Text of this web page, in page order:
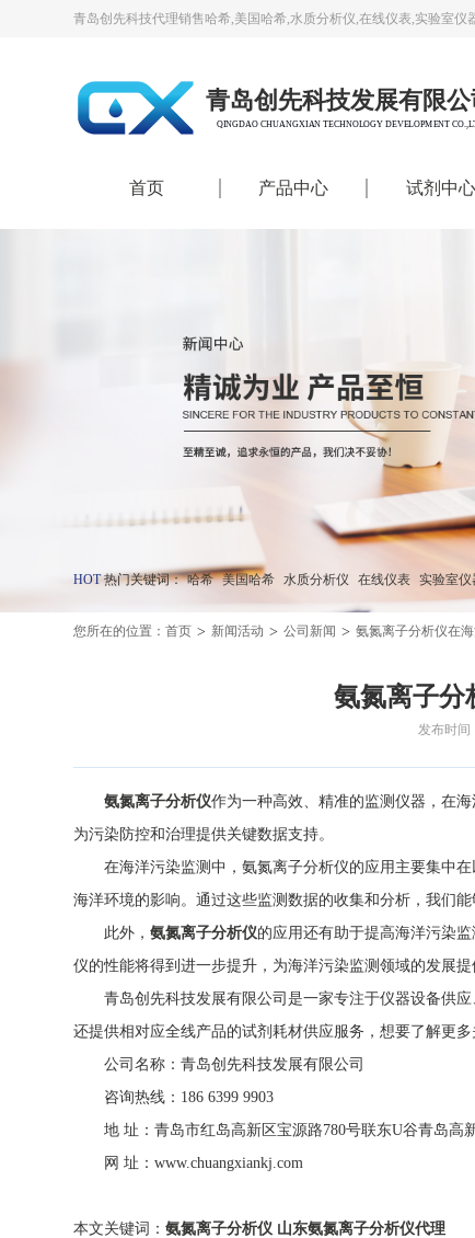
青岛创先科技代理销售哈希,美国哈希,水质分析仪,在线仪表,实验室
青岛创先科技发展有限公
QINGDAO CHUANGXIAN TECHNOLOGY DEVELOPMENT
首页 产品中心 试剂中心
HOT热门关键词： 哈希 美国哈希 水质分析仪 在线仪表 实验室仪
您所在的位置：首页 > 新闻活动 > 公司新闻 > 氨氮离子分析仪在
氨氮离子分
发布时间
氨氮离子分析仪作为一种高效、精准的监测仪器，在
为污染防控和治理提供关键数据支持。
在海洋污染监测中，氨氮离子分析仪的应用主要集中在
海洋环境的影响。通过这些监测数据的收集和分析，我们
此外，氨氮离子分析仪的应用还有助于提高海洋污染
仪的性能将得到进一步提升，为海洋污染监测领域的发展提
青岛创先科技发展有限公司是一家专注于仪器设备供应
还提供相对应全线产品的试剂耗材供应服务，想要了解更
公司名称：青岛创先科技发展有限公司
咨询热线：186 6399 9903
地 址：青岛市红岛高新区宝源路780号联东U谷青岛高
网 址：www.chuangxiankj.com
本文关键词：氨氮离子分析仪 山东氨氮离子分析仪代理